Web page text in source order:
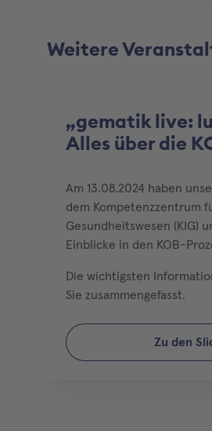
Weitere
„gematik live:
Alles über die
Am 13.08.2024 haben
dem Kompetenzzentrum
Gesundheitswesen (KIG)
Einblicke in den KOB-
Die wichtigsten
Sie zusammengefasst.
Zu den